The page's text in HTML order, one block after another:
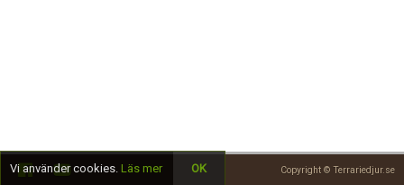
Copyright © Terrariedjur.se
Vi använder cookies. Läs mer OK